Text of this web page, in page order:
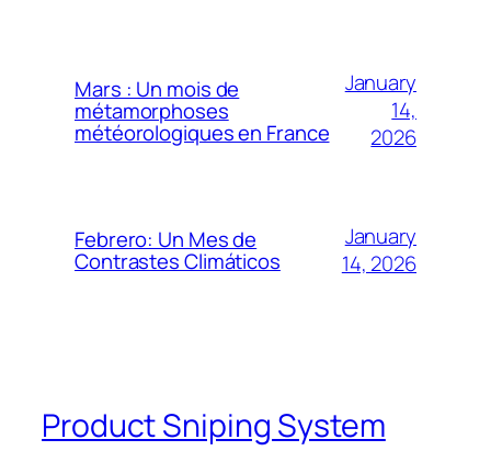
Mars : Un mois de
métamorphoses
météorologiques en France
January
14,
2026
Febrero: Un Mes de
Contrastes Climáticos
January
14, 2026
Product Sniping System